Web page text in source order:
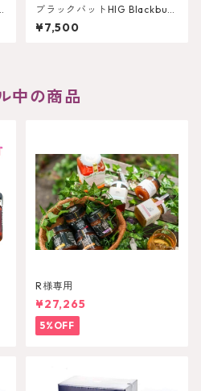
ブラックバットHIG Blackbutt
750g
¥7,500
中の商品
R様専用
¥27,265
5%OFF